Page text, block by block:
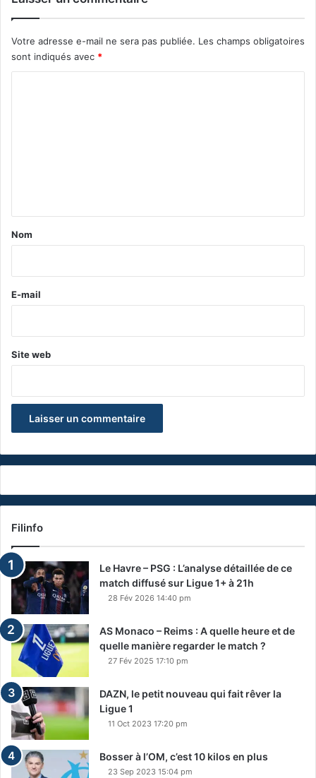
Votre adresse e-mail ne sera pas publiée. Les champs obligatoires
sont indiqués avec *
a
e
Nom
E-mail
Site web
Filinfo
Le Havre – PSG : L’analyse détaillée de ce
match diffusé sur Ligue 1+ à 21h
28 Fév 2026 14:40 pm
AS Monaco – Reims : A quelle heure et de
quelle manière regarder le match ?
27 Fév 2025 17:10 pm
DAZN, le petit nouveau qui fait rêver la
Ligue 1
11 Oct 2023 17:20 pm
Bosser à l’OM, c’est 10 kilos en plus
23 Sep 2023 15:04 pm